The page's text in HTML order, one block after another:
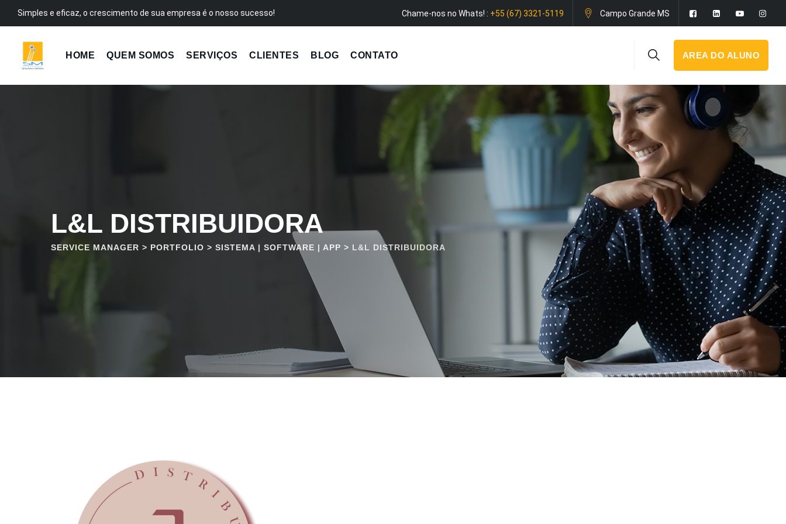
conteúdo
Simples e eficaz, o crescimento de sua empresa é o nosso sucesso! Chame-nos no Whats! : +55 (67) 3321-5119 Campo Grande MS
HOME QUEM SOMOS SERVIÇOS CLIENTES BLOG CONTATO AREA DO ALUNO
L&L DISTRIBUIDORA
SERVICE MANAGER > PORTFOLIO > SISTEMA | SOFTWARE | APP > L&L DISTRIBUIDORA